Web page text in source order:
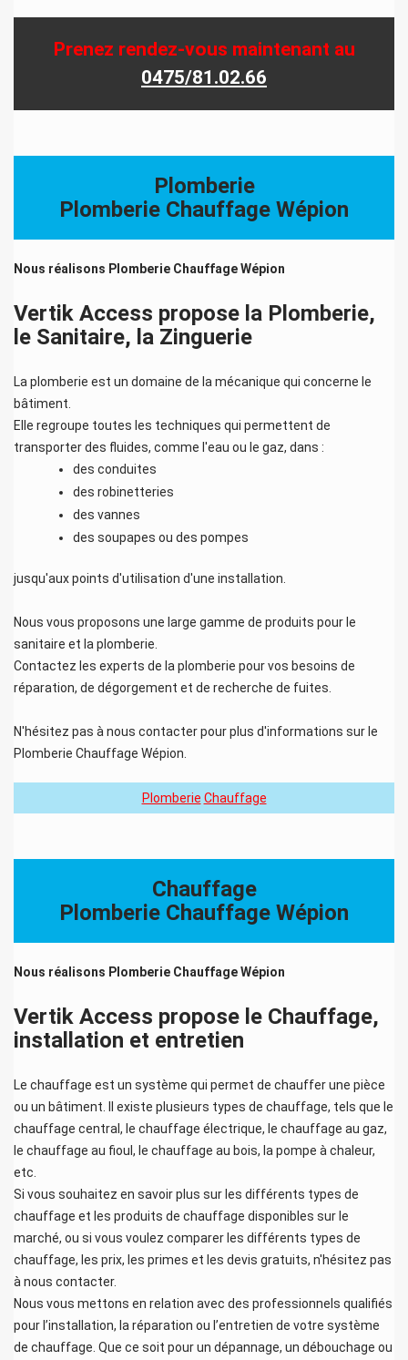
Prenez rendez-vous maintenant au
0475/81.02.66
Plomberie
Plomberie Chauffage Wépion
Nous réalisons Plomberie Chauffage Wépion
Vertik Access propose la Plomberie,
le Sanitaire, la Zinguerie
La plomberie est un domaine de la mécanique qui concerne le
bâtiment.
Elle regroupe toutes les techniques qui permettent de
transporter des fluides, comme l'eau ou le gaz, dans :
des conduites
des robinetteries
des vannes
des soupapes ou des pompes
jusqu'aux points d'utilisation d'une installation.
Nous vous proposons une large gamme de produits pour le
sanitaire et la plomberie.
Contactez les experts de la plomberie pour vos besoins de
réparation, de dégorgement et de recherche de fuites.
N'hésitez pas à nous contacter pour plus d'informations sur le
Plomberie Chauffage Wépion
Plomberie Chauffage
Chauffage
Plomberie Chauffage Wépion
Nous réalisons Plomberie Chauffage Wépion
Vertik Access propose le Chauffage,
installation et entretien
Le chauffage est un système qui permet de chauffer une pièce
ou un bâtiment. Il existe plusieurs types de chauffage, tels que le
chauffage central, le chauffage électrique, le chauffage au gaz,
le chauffage au fioul, le chauffage au bois, la pompe à chaleur,
etc.
Si vous souhaitez en savoir plus sur les différents types de
chauffage et les produits de chauffage disponibles sur le
marché, ou si vous voulez comparer les différents types de
chauffage, les prix, les primes et les devis gratuits, n'hésitez pas
à nous contacter.
Nous vous mettons en relation avec des professionnels qualifiés
pour l’installation, la réparation ou l’entretien de votre système
de chauffage. Que ce soit pour un dépannage, un débouchage ou